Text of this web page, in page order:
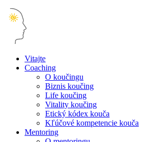
Vitajte
Coaching
O koučingu
Biznis koučing
Life koučing
Vitality koučing
Etický kódex kouča
Kľúčové kompetencie kouča
Mentoring